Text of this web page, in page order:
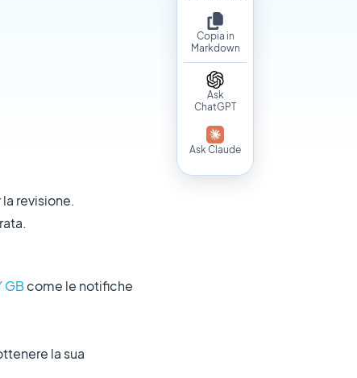
Copia in
Markdown
Ask
ChatGPT
Ask Claude
revisione.
GBcome le notifiche
la sua